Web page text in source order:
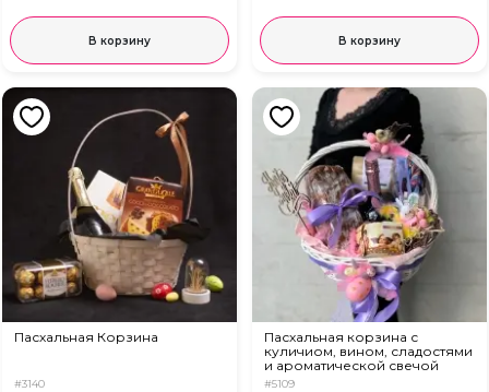
В корзину В корзину
Пасхальная Корзина
#3140
Пасхальная корзина с
куличиом, вином, сладостями
и ароматической свечой
#5109